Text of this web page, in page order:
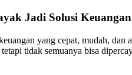
Jadi Solusi
yang cepat, mudah,
tidak semuanya bisa